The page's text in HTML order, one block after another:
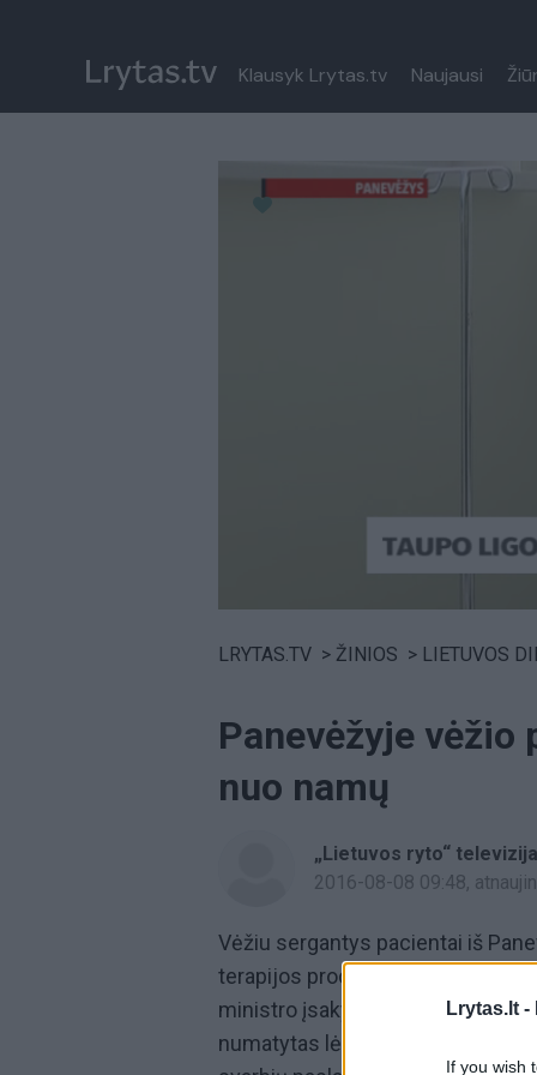
Lrytas.lt -
If you wish
Klausyk Lrytas.tv Naujausi
LRYTAS.TV > ŽINIOS > LIETUVOS
Panevėžyje
nuo namų
„Lietuvos ryto“ televizija
2016-08-08 09:48,
Vėžiu sergantys pacientai iš
terapijos procedūrų vykti į kitų
ministro įsakymu nuspręsta
numatytas lėšas atiduoti